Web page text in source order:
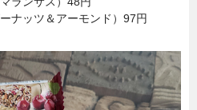
ナッツ＆アーモンド）97円